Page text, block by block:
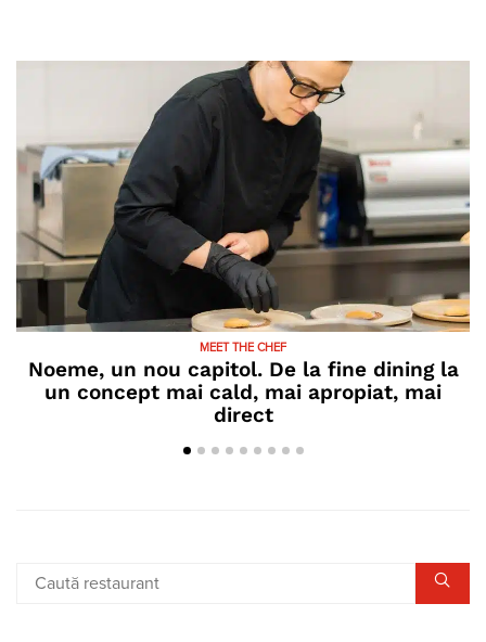
MEET THE CHEF
Noeme, un nou capitol. De la fine dining la
un concept mai cald, mai apropiat, mai
direct